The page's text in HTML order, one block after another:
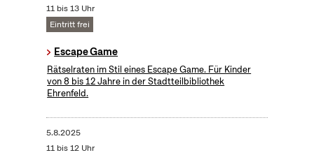
11 bis 13 Uhr
Eintritt frei
Escape Game
Rätselraten im Stil eines Escape Game. Für Kinder
von 8 bis 12 Jahre in der Stadtteilbibliothek
Ehrenfeld.
5.8.2025
11 bis 12 Uhr